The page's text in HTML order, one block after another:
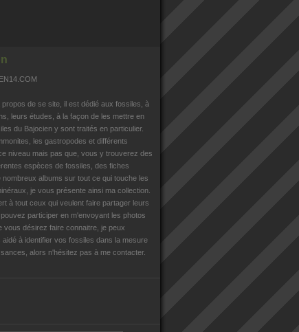
propos de se site, il est dédié aux fossiles, à
leurs études, à la façon de les mettre en
du Bajocien y sont traités en particulier.
les gastropodes et différents
niveau mais pas que, vous y trouverez des
espèces de fossiles, des fiches
albums sur tout ce qui touche les
je vous présente ainsi ma collection.
à tout ceux qui veulent faire partager leurs
participer en m'envoyant les photos
vous désirez faire connaitre, je peux
aidé à identifier vos fossiles dans la mesure
alors n'hésitez pas à me contacter.